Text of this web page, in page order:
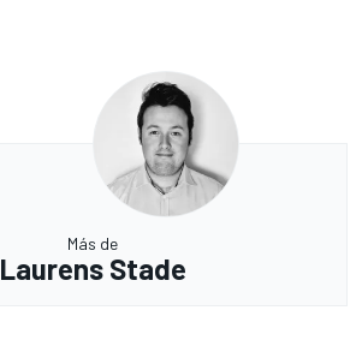
Más de
Laurens Stade